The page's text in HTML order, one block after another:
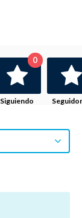
Siguiendo
0